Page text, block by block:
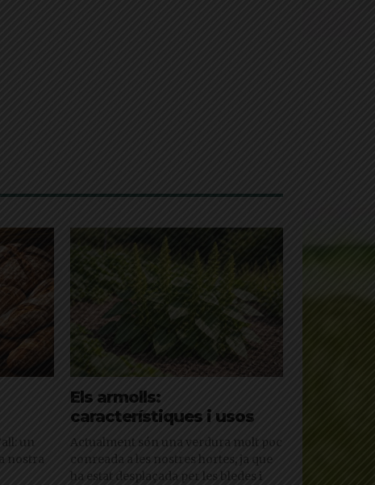
un
nostra
Els armolls:
característiques i usos
Actualment són una verdura molt poc
conreada a les nostres hortes, ja que
ha estat desplaçada per les bledes i